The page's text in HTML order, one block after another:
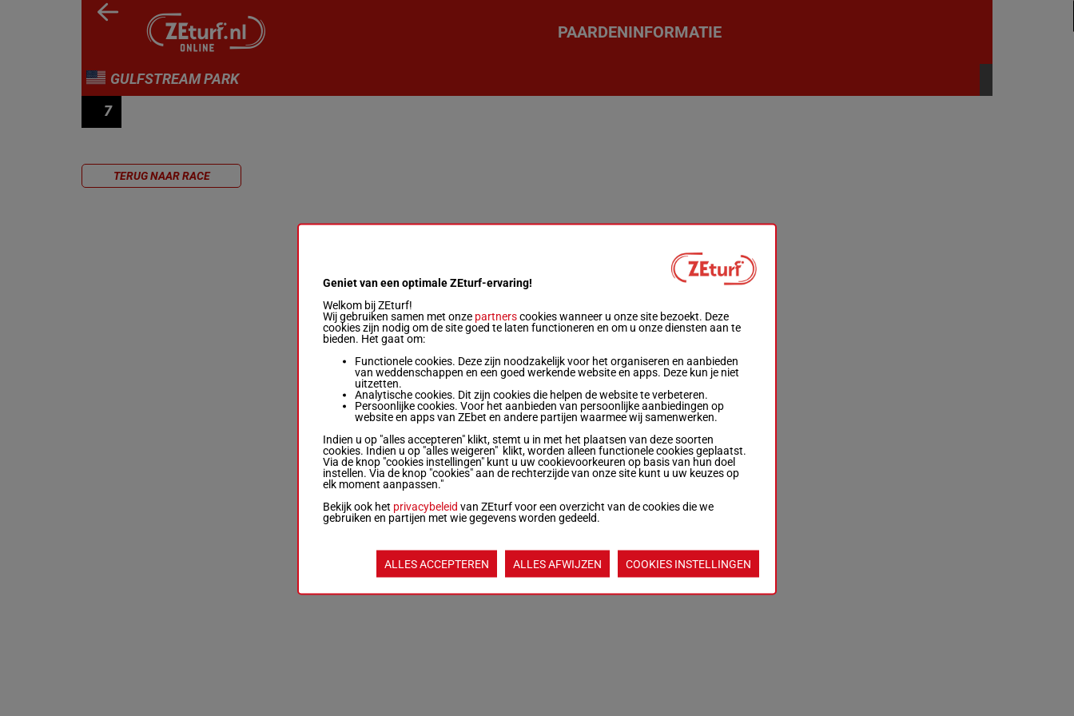
PAARDENINFORMATIE
GULFSTREAM PARK
7
TERUG NAAR RACE
Geniet van een optimale ZEturf-ervaring!
Welkom bij ZEturf!
Wij gebruiken samen met onze partnerscookies wanneer u onze site bezoekt. Deze
cookies zijn nodig om de site goed te laten functioneren en om u onze diensten aan te
bieden. Het gaat om:
Functionele cookies. Deze zijn noodzakelijk voor het organiseren en aanbieden
van weddenschappen en een goed werkende website en apps. Deze kun je niet
uitzetten.
Analytische cookies. Dit zijn cookies die helpen de website te verbeteren.
Persoonlijke cookies. Voor het aanbieden van persoonlijke aanbiedingen op
website en apps van ZEbet en andere partijen waarmee wij samenwerken.
Indien u op "alles accepteren" klikt, stemt u in met het plaatsen van deze soorten
cookies. Indien u op "alles weigeren" klikt, worden alleen functionele cookies geplaatst.
Via de knop "cookies instellingen" kunt u uw cookievoorkeuren op basis van hun doel
instellen. Via de knop "cookies" aan de rechterzijde van onze site kunt u uw keuzes op
elk moment aanpassen."
Bekijk ook het privacybeleid van ZEturf voor een overzicht van de cookies die we
gebruiken en partijen met wie gegevens worden gedeeld.
ALLES ACCEPTEREN ALLES AFWIJZEN COOKIES INSTELLINGEN